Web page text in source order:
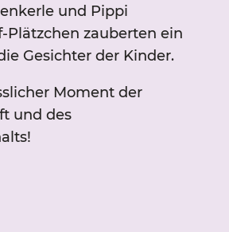
und Pippi
Plätzchen zauberten ein
Gesichter der Kinder.
Moment der
und des